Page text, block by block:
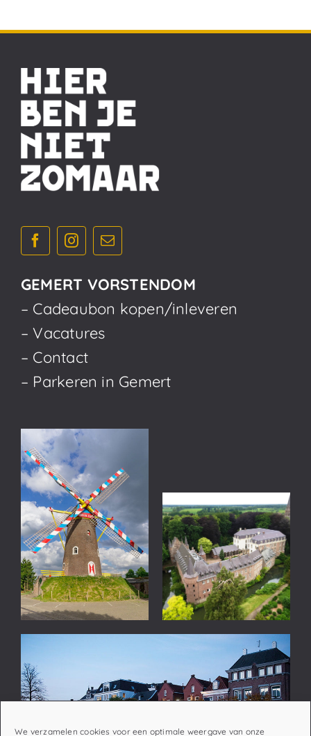
We verzamelen cookies voor een optimale weergave van onze
GEMERT VORSTENDOM
– Cadeaubon kopen/inleveren
– Vacatures
– Contact
– Parkeren in Gemert